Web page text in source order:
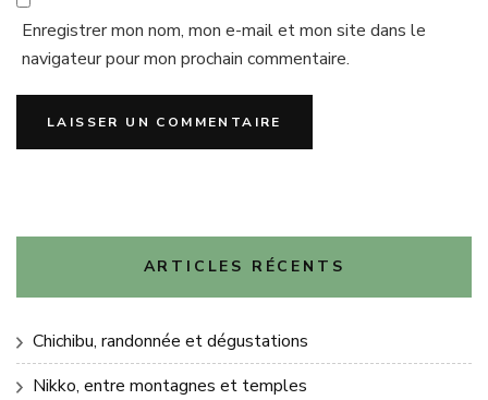
Enregistrer mon nom, mon e-mail et mon site dans le
navigateur pour mon prochain commentaire.
ARTICLES RÉCENTS
Chichibu, randonnée et dégustations
Nikko, entre montagnes et temples